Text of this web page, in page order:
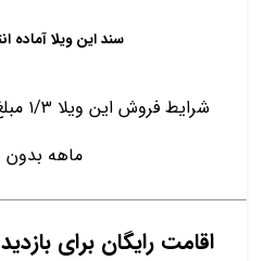
سند این ویلا آماده
ماهه بدون
اقامت رایگان برای